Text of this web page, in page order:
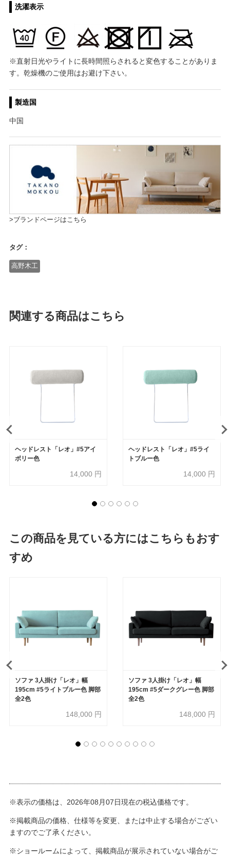
洗濯表示
※直射日光やライトに長時間照らされると変色することがありま
す。乾燥機のご使用はお避け下さい。
製造国
中国
>ブランドページはこちら
タグ：
高野木工
関連する商品はこちら
ヘッドレスト「レオ」#5アイ
ボリー色
14,000 円
ヘッドレスト「レオ」#5ライ
トブルー色
14,000 円
この商品を見ている方にはこちらもおす
すめ
ソファ 3人掛け「レオ」幅
195cm #5ライトブルー色 脚部
全2色
148,000 円
ソファ 3人掛け「レオ」幅
195cm #5ダークグレー色 脚部
全2色
148,000 円
※表示の価格は、2026年08月07日現在の税込価格です。
※掲載商品の価格、仕様等を変更、または中止する場合がござい
ますのでご了承ください。
※ショールームによって、掲載商品が展示されていない場合がご